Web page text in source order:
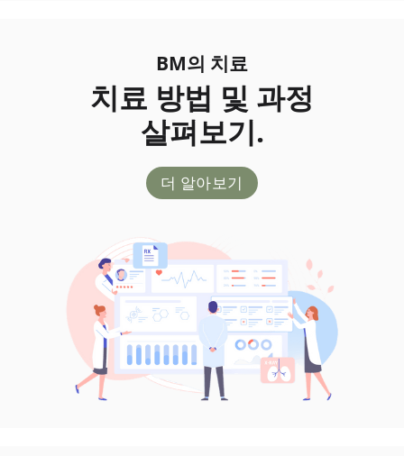
BM의 치료
치료 방법 및 과정
살펴보기.
더 알아보기